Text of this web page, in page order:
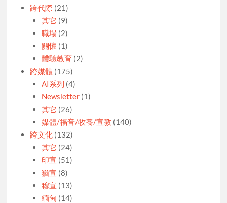
跨代際 (21)
其它 (9)
職場(2)
關懷 (1)
體驗教育(2)
跨媒體 (175)
AI系列 (4)
Newsletter(1)
其它 (26)
媒體/福音/牧養/宣教 (140)
跨文化 (132)
其它 (24)
印宣 (51)
猶宣 (8)
穆宣 (13)
緬甸 (14)